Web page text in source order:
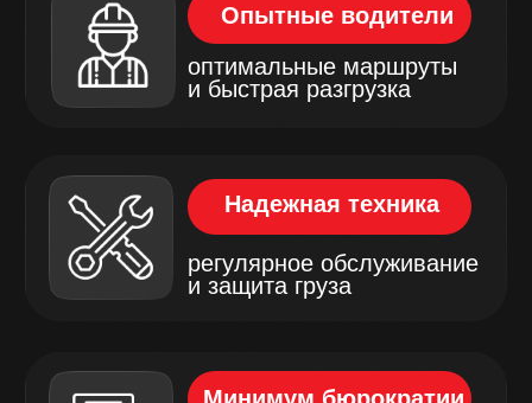
Доставка сыпучих материалов на
спецтехнике — быстро, надёжно и
удобно
Наша компания предлагает услуги
доставки сыпучих материалов с
быструю, безопасную и
качественную транспортировку
песка, щебня, гравия, земли и
других строительных и сыпучих
материалов по Москве и области.
процесс удобным и эффективным.